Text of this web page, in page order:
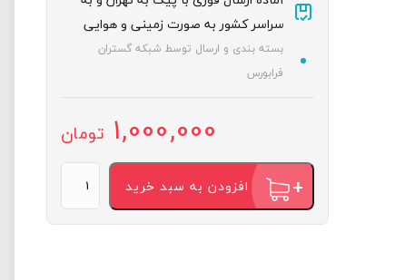
سراسر کشور به صورت زمینی و هوایی
بسته بندی و ارسال توسط شبکه گستران
فرابورس
1,000,000 تومان
مدل
Xeon
E5-
افزودن به سبد خرید